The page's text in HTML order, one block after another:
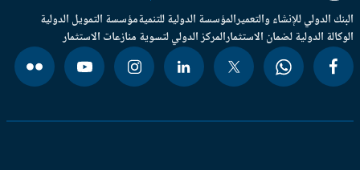
الدولي للإنشاء والتعميرالمؤسسة الدولية للتنميةمؤسسة التمويل الدولية
الدولية لضمان الاستثمارالمركز الدولي لتسوية منازعات الاستثمار